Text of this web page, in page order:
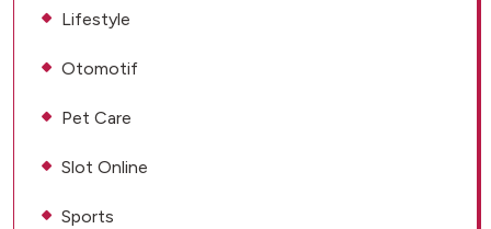
Lifestyle
Otomotif
Pet Care
Slot Online
Sports